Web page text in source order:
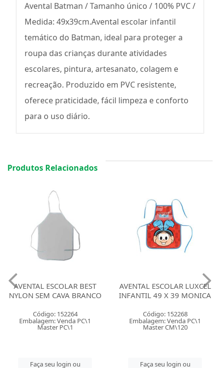
Avental Batman / Tamanho único / 100% PVC /
Medida: 49x39cm.Avental escolar infantil
temático do Batman, ideal para proteger a
roupa das crianças durante atividades
escolares, pintura, artesanato, colagem e
recreação. Produzido em PVC resistente,
oferece praticidade, fácil limpeza e conforto
para o uso diário.
Produtos Relacionados
AVENTAL ESCOLAR BEST
NYLON SEM CAVA BRANCO
Código: 152264
Embalagem: Venda PC\1
Master PC\1
Faça seu login ou
AVENTAL ESCOLAR LUXCEL
INFANTIL 49 X 39 MONICA
Código: 152268
Embalagem: Venda PC\1
Master CM\120
Faça seu login ou